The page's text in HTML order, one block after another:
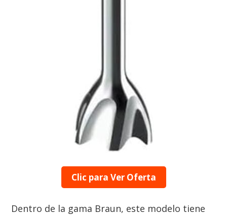
Clic para Ver Oferta
Dentro de la gama Braun, este modelo tiene